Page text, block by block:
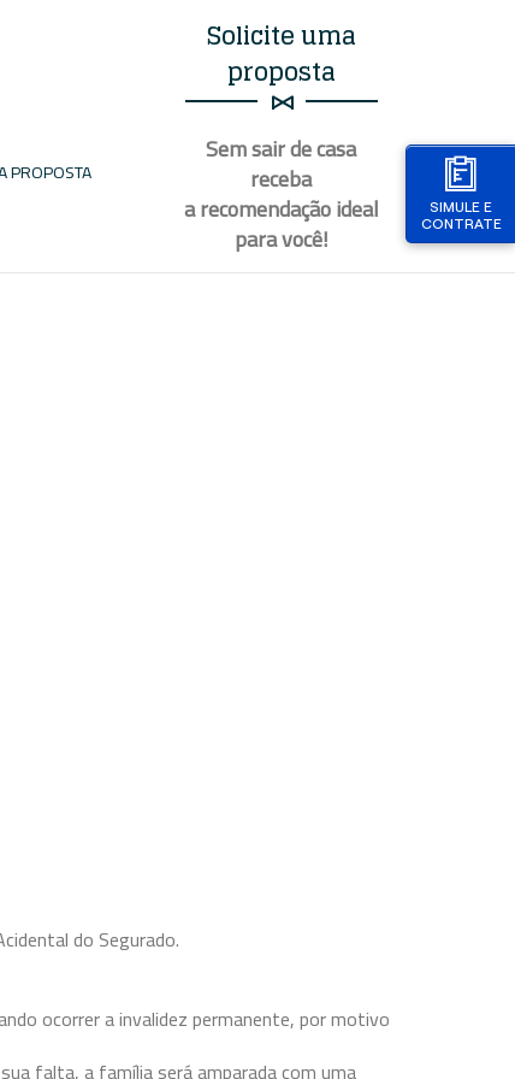
SIMULE E
CONTRATE
PROPOSTA
Solicite uma
proposta
Sem sair de casa
receba
a recomendação ideal
paravocê!
do Segurado.
ocorrer a invalidez permanente, por motivo
falta, a família será amparada com uma